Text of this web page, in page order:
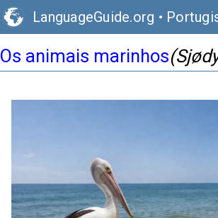
LanguageGuide.org •
Os animais marinhos